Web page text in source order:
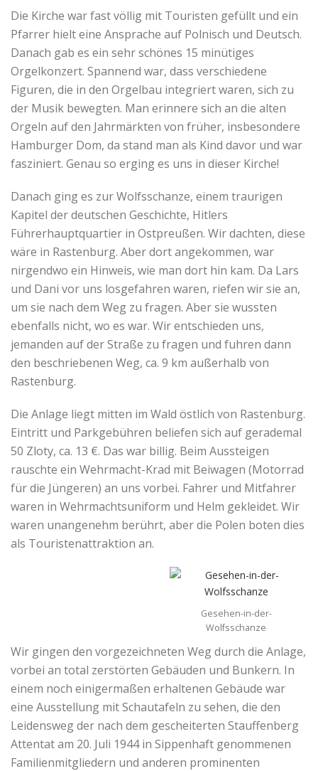
Die Kirche war fast völlig mit Touristen gefüllt und ein
Pfarrer hielt eine Ansprache auf Polnisch und Deutsch.
Danach gab es ein sehr schönes 15 minütiges
Orgelkonzert. Spannend war, dass verschiedene
Figuren, die in den Orgelbau integriert waren, sich zu
der Musik bewegten. Man erinnere sich an die alten
Orgeln auf den Jahrmärkten von früher, insbesondere
Hamburger Dom, da stand man als Kind davor und war
fasziniert. Genau so erging es uns in dieser Kirche!
Danach ging es zur Wolfsschanze, einem traurigen
Kapitel der deutschen Geschichte, Hitlers
Führerhauptquartier in Ostpreußen. Wir dachten, diese
wäre in Rastenburg. Aber dort angekommen, war
nirgendwo ein Hinweis, wie man dort hin kam. Da Lars
und Dani vor uns losgefahren waren, riefen wir sie an,
um sie nach dem Weg zu fragen. Aber sie wussten
ebenfalls nicht, wo es war. Wir entschieden uns,
jemanden auf der Straße zu fragen und fuhren dann
den beschriebenen Weg, ca. 9 km außerhalb von
Rastenburg.
Die Anlage liegt mitten im Wald östlich von Rastenburg.
Eintritt und Parkgebühren beliefen sich auf gerademal
50 Zloty, ca. 13 €. Das war billig. Beim Aussteigen
rauschte ein Wehrmacht-Krad mit Beiwagen (Motorrad
für die Jüngeren) an uns vorbei. Fahrer und Mitfahrer
waren in Wehrmachtsuniform und Helm gekleidet. Wir
waren unangenehm berührt, aber die Polen boten dies
als Touristenattraktion an.
Gesehen-in-der-
Wolfsschanze
Wir gingen den vorgezeichneten Weg durch die Anlage,
vorbei an total zerstörten Gebäuden und Bunkern. In
einem noch einigermaßen erhaltenen Gebäude war
eine Ausstellung mit Schautafeln zu sehen, die den
Leidensweg der nach dem gescheiterten Stauffenberg
Attentat am 20. Juli 1944 in Sippenhaft genommenen
Familienmitgliedern und anderen prominenten